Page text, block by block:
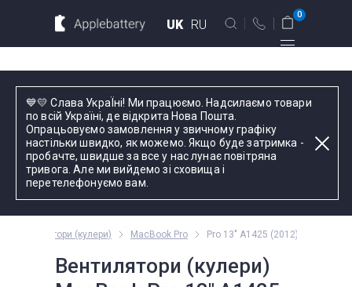
💙💛 Слава УкраЇні! Ми працюємо. Надсилаємо товари
по всій Україні, де відкрита Нова Пошта.
Опрацьовуємо замовлення у звичному графіку
настільки швидко, як можемо. Якщо буде затримка -
пробачте, швидше за все у нас лунає повітряна
тривога. Але ми вийдемо зі сховища і
перетелефонуємо вам.
UK RU
вул. Голосіївська 17, оф. 104
+38 044 339 57 83
Зворотний дзвінок
Пн-Пт:
оформлення
телефоном
0
Для планшетов
Введіть назву пристрою, модель або серію
Вентилятори (кулери) MacBook Pro Pro 13" A1425 (2012)
Вентилятори (кулери)